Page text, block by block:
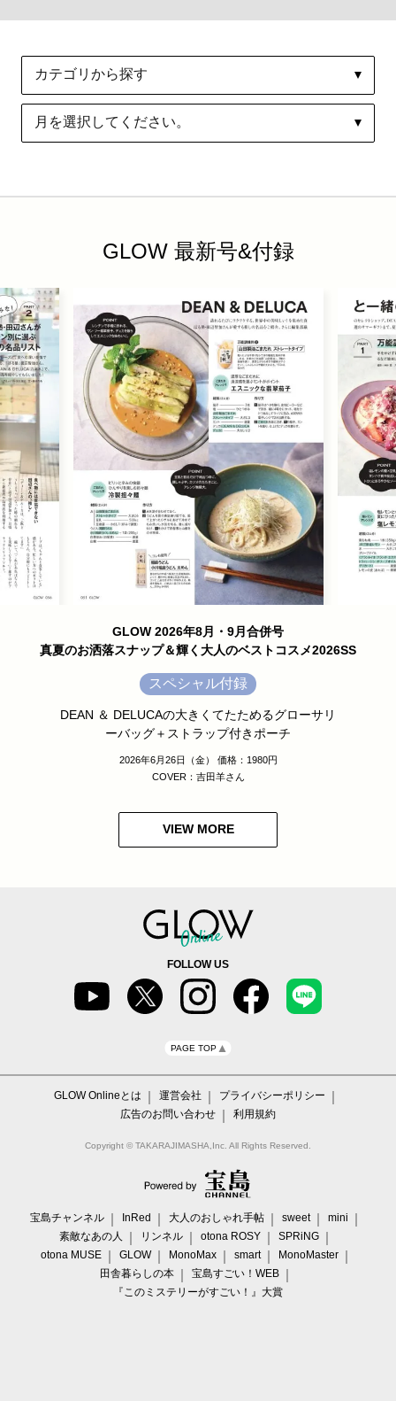
GLOW 最新号&付録
GLOW 2026年8月・9月合併号
真夏のお洒落スナップ＆輝く大人のベストコスメ2026SS
スペシャル付録
DEAN ＆ DELUCAの大きくてたためるグローサリ
ーバッグ＋ストラップ付きポーチ
2026年6月26日（金） 価格：1980円
COVER：吉田羊さん
VIEW MORE
FOLLOW US
PAGE TOP
GLOW Onlineとは 運営会社
プライバシーポリシー
広告のお問い合わせ
利用規約
Copyright © TAKARAJIMASHA,Inc. All Rights Reserved.
宝島チャンネル InRed 大人のおしゃれ手帖 sweet
mini
素敵なあの人
リンネル otona ROSY
SPRiNG
otona MUSE
GLOW MonoMax smart
MonoMaster
田舎暮らしの本
宝島すごい！WEB
『このミステリーがすごい！』大賞